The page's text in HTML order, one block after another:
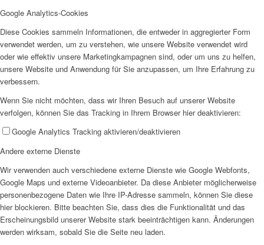
Google Analytics-Cookies
Diese Cookies sammeln Informationen, die entweder in aggregierter Form
verwendet werden, um zu verstehen, wie unsere Website verwendet wird
oder wie effektiv unsere Marketingkampagnen sind, oder um uns zu helfen,
unsere Website und Anwendung für Sie anzupassen, um Ihre Erfahrung zu
verbessern.
Wenn Sie nicht möchten, dass wir Ihren Besuch auf unserer Website
verfolgen, können Sie das Tracking in Ihrem Browser hier deaktivieren:
Google Analytics Tracking aktivieren/deaktivieren
Andere externe Dienste
Wir verwenden auch verschiedene externe Dienste wie Google Webfonts,
Google Maps und externe Videoanbieter. Da diese Anbieter möglicherweise
personenbezogene Daten wie Ihre IP-Adresse sammeln, können Sie diese
hier blockieren. Bitte beachten Sie, dass dies die Funktionalität und das
Erscheinungsbild unserer Website stark beeinträchtigen kann. Änderungen
werden wirksam, sobald Sie die Seite neu laden.